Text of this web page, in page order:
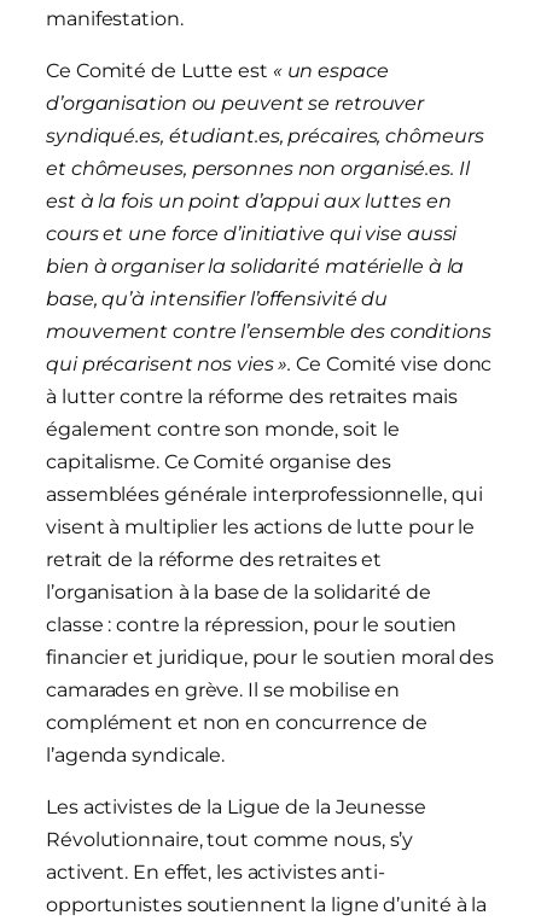
manifestation.
Ce Comité de Lutte est « un espace
d’organisation ou peuvent se retrouver
syndiqué.es, étudiant.es, précaires, chômeurs
et chômeuses, personnes non organisé.es. Il
est à la fois un point d’appui aux luttes en
cours et une force d’initiative qui vise aussi
bien à organiser la solidarité matérielle à la
base, qu’à intensifier l’offensivité du
mouvement contre l’ensemble des conditions
qui précarisent nos vies ».Ce Comité vise donc
à lutter contre la réforme des retraites mais
également contre son monde, soit le
capitalisme. Ce Comité organise des
assemblées générale interprofessionnelle, qui
visent à multiplier les actions de lutte pour le
retrait de la réforme des retraites et
l’organisation à la base de la solidarité de
classe : contre la répression, pour le soutien
financier et juridique, pour le soutien moral des
camarades en grève. Il se mobilise en
complément et non en concurrence de
l’agenda syndicale.
Les activistes de la Ligue de la Jeunesse
Révolutionnaire, tout comme nous, s’y
activent. En effet, les activistes anti-
opportunistes soutiennent la ligne d’unité à la